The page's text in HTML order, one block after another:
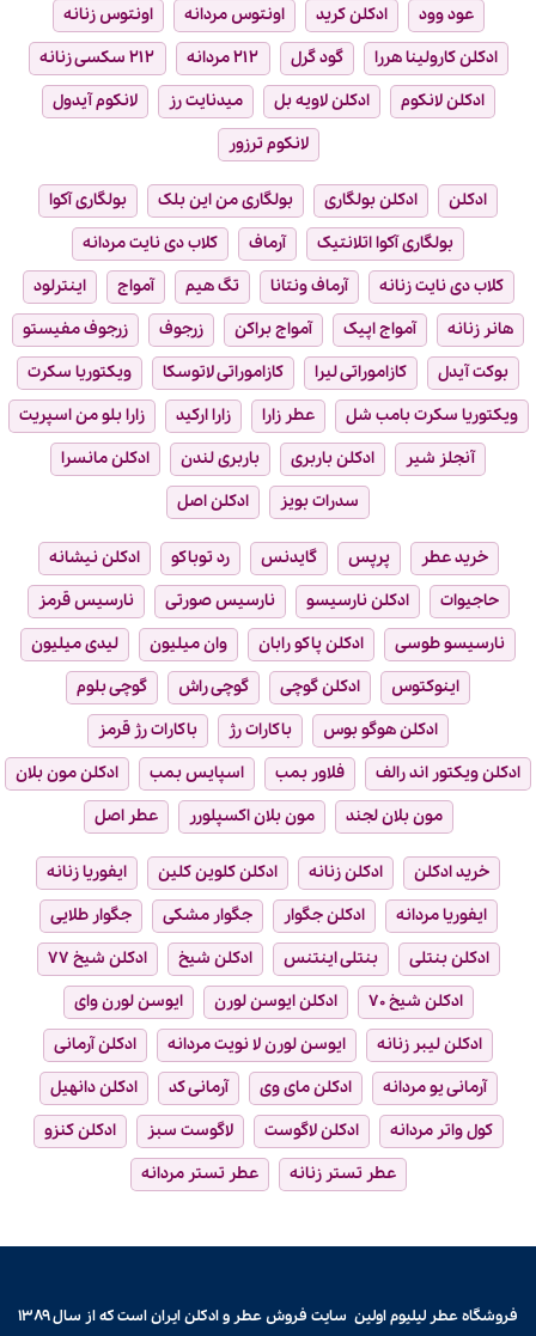
عود وود
ادکلن کرید اونتوس مردانه
اونتوس زنانه
ادکلن کارولینا هررا
گود گرل ۲۱۲ مردانه
۲۱۲ سکسی زنانه
ادکلن لانکوم
ادکلن لاویه بل میدنایت رز
لانکوم آیدول
لانکوم ترزور
ادکلن ادکلن بولگاری بولگاری من این بلک
بولگاری آکوا
بولگاری آکوا اتلانتیک
آرماف
کلاب دی نایت مردانه
کلاب دی نایت زنانه
آرماف ونتانا تگ هیم آمواج
اینترلود
هانر زنانه
آمواج اپیک آمواج براکن زرجوف
زرجوف مفیستو
بوکت آیدل
کازاموراتی لیرا کازاموراتی لاتوسکا
ویکتوریا سکرت
ویکتوریا سکرت بامب شل
عطر زارا زارا ارکید
زارا بلو من اسپریت
آنجلز شیر
ادکلن باربری باربری لندن
ادکلن مانسرا
سدرات بویز
ادکلن اصل
خرید عطر پرپس گایدنس رد توباکو
ادکلن نیشانه
حاجیوات
ادکلن نارسیسو نارسیس صورتی
نارسیس قرمز
نارسیسو طوسی
ادکلن پاکو رابان وان میلیون
لیدی میلیون
اینوکتوس
ادکلن گوچی گوچی راش
گوچی بلوم
ادکلن هوگو بوس
باکارات رژ
باکارات رژ قرمز
ادکلن ویکتور اند رالف
فلاور بمب اسپایس بمب
ادکلن مون بلان
مون بلان لجند
مون بلان اکسپلورر عطر اصل
خرید ادکلن ادکلن زنانه ادکلن کلوین کلین
ایفوریا زنانه
ایفوریا مردانه
ادکلن جگوار جگوار مشکی
جگوار طلایی
ادکلن بنتلی
بنتلی اینتنس ادکلن شیخ
ادکلن شیخ ۷۷
ادکلن شیخ ۷۰
ادکلن ایوسن لورن
ایوسن لورن وای
ادکلن لیبر زنانه
ایوسن لورن لا نویت مردانه
ادکلن آرمانی
آرمانی یو مردانه
ادکلن مای وی آرمانی کد
ادکلن دانهیل
کول واتر مردانه
ادکلن لاگوست لاگوست سبز
ادکلن کنزو
عطر تستر زنانه
عطر تستر مردانه
فروشگاه عطر لیلیوم اولین سایت فروشعطر و ادکلن
ایران است که از سال ۱۳۸۹